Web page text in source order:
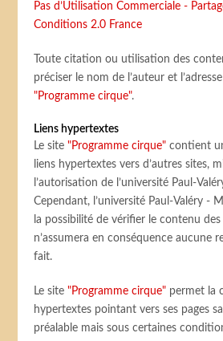
Pas d’Utilisation Commerciale -
Conditions 2.0 France
Toute citation ou utilisation des
préciser le nom de l’auteur et
"Programme cirque".
Liens hypertextes
Le site "Programme cirque"contient
liens hypertextes vers d’autres sites,
l’autorisation de l’université Paul-
Cependant, l’université Paul-Valéry -
la possibilité de vérifier le contenu
n’assumera en conséquence aucune
fait.
Le site "Programme cirque" permet la
hypertextes pointant vers ses pages
préalable mais sous certaines